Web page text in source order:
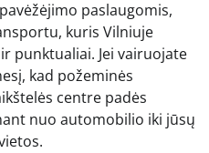
paslaugomis,
kuris Vilniuje
punktualiai. Jei vairuojate
kad požeminės
centre padės
nuo automobilio iki jūsų